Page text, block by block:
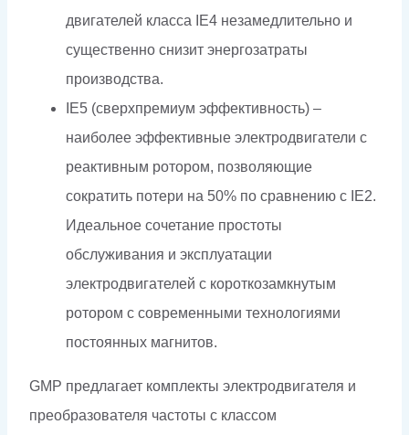
двигателей класса IE4 незамедлительно и
существенно снизит энергозатраты
производства.
IE5 (сверхпремиум эффективность) –
наиболее эффективные электродвигатели с
реактивным ротором, позволяющие
сократить потери на 50% по сравнению с IE2.
Идеальное сочетание простоты
обслуживания и эксплуатации
электродвигателей с короткозамкнутым
ротором с современными технологиями
постоянных магнитов.
GMP предлагает комплекты электродвигателя и
преобразователя частоты с классом